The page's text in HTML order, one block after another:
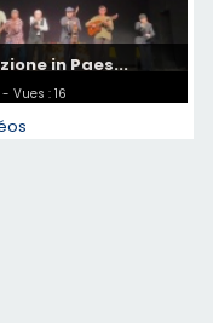
in Paes...
- Vues : 16